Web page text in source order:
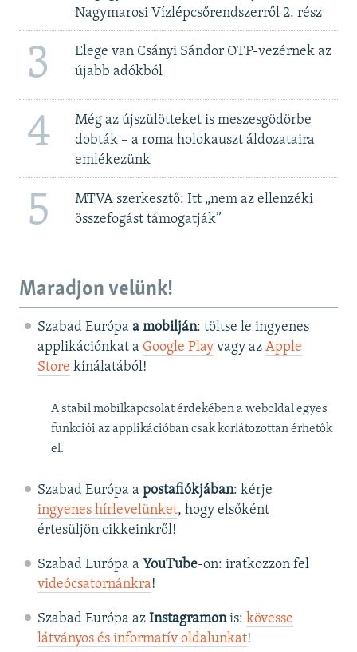
Nagymarosi Vízlépcsőrendszerről 2. rész
3
Elege van Csányi Sándor OTP-vezérnek az
újabb adókból
4
Még az újszülötteket is meszesgödörbe
dobták – a roma holokauszt áldozataira
emlékezünk
5
MTVA szerkesztő: Itt „nem az ellenzéki
összefogást támogatják”
Maradjon velünk!
Szabad Európa a mobilján: töltse le ingyenes
applikációnkat a Google Playvagy az Apple
Store kínálatából!
A stabil mobilkapcsolat érdekében a weboldal egyes
funkciói az applikációban csak korlátozottan érhetők
el.
Szabad Európa a postafiókjában: kérje
ingyenes hírlevelünket, hogy elsőként
értesüljön cikkeinkről!
Szabad Európa a YouTube-on: iratkozzon fel
videócsatornánkra!
Szabad Európa az Instagramonis: kövesse
látványos és informatív oldalunkat! ​